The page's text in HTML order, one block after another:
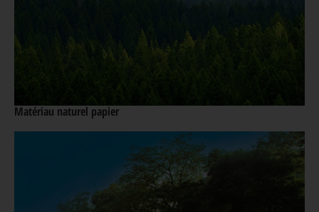
Matériau naturel papier